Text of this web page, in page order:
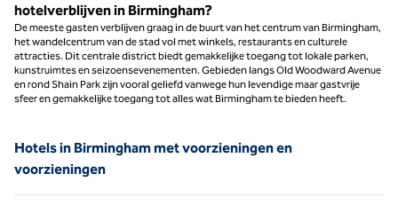
hotelverblijven in Birmingham?
De meeste gasten verblijven graag in de buurt van het centrum van Birmingham,
het wandelcentrum van de stad vol met winkels, restaurants en culturele
attracties. Dit centrale district biedt gemakkelijke toegang tot lokale parken,
kunstruimtes en seizoensevenementen. Gebieden langs Old Woodward Avenue
en rond Shain Park zijn vooral geliefd vanwege hun levendige maar gastvrije
sfeer en gemakkelijke toegang tot alles wat Birmingham te bieden heeft.
Hotels in Birmingham met voorzieningen en
voorzieningen